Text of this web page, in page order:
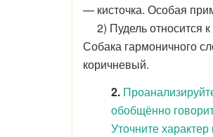
— кисточка. Особая
2) Пудель относится
Собака гармоничного
коричневый.
2.
обобщённо
Уточните